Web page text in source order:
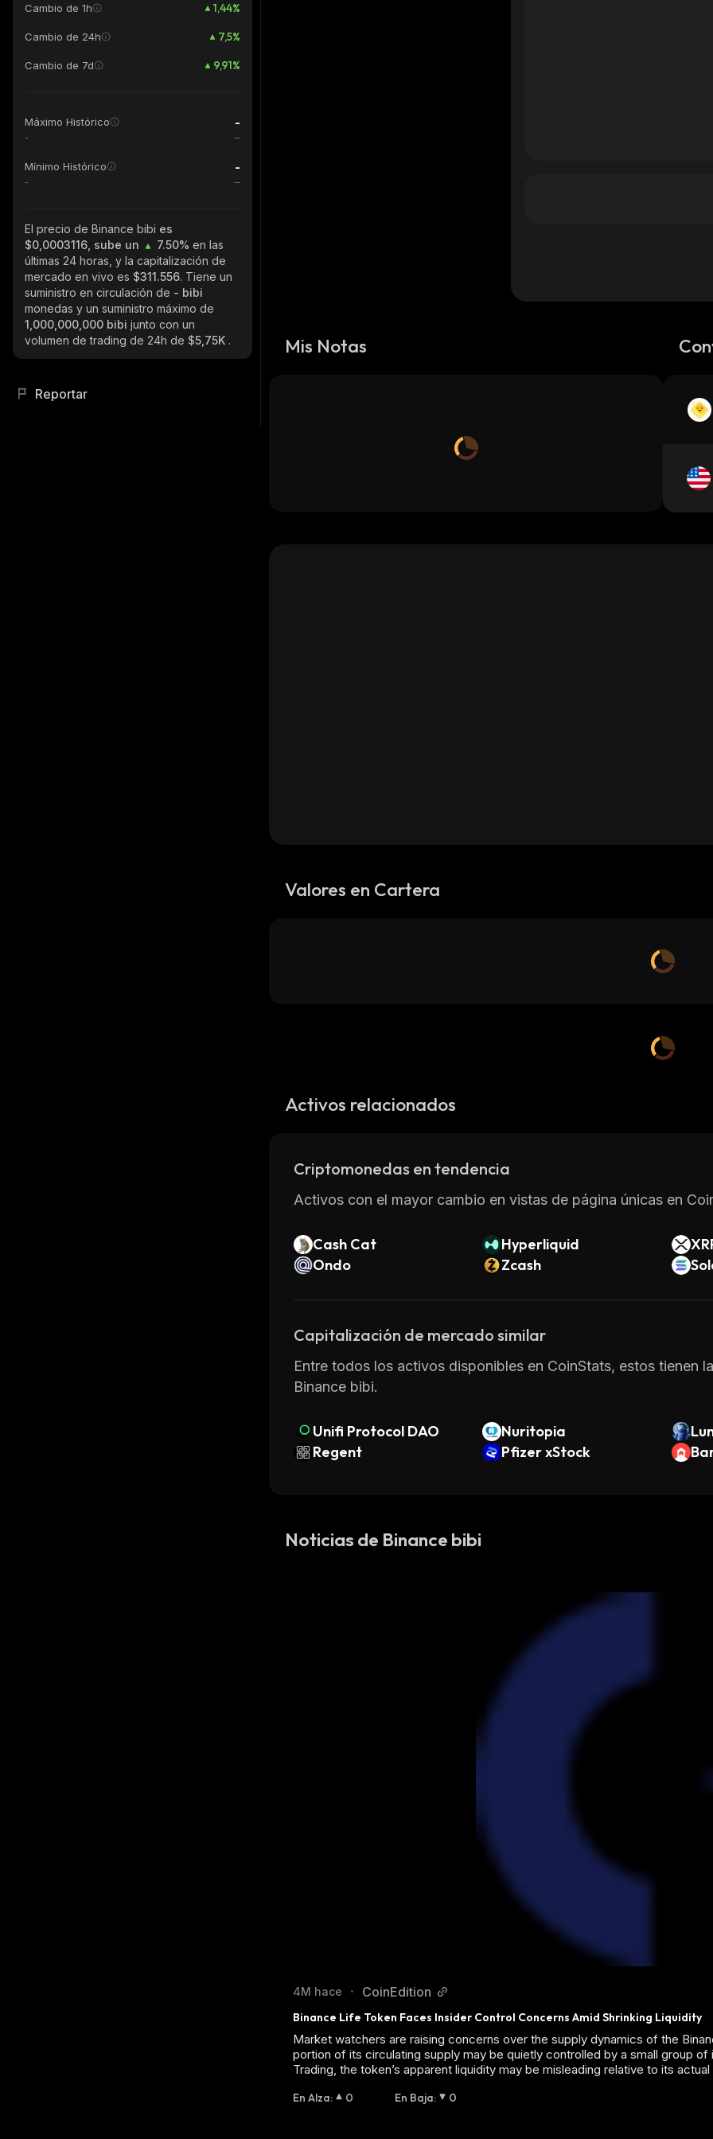
Cambio de 1h 1,44%
Cambio de 24h 7,5%
Cambio de 7d 9,91%
Máximo Histórico -
-
Mínimo Histórico -
-
El precio de Binance bibi es
$0,0003116, sube un
7.50% en las
últimas 24 horas, y la capitalización de
mercado en vivo es $311.556. Tiene un
suministro en circulación de - bibi
monedas y un suministro máximo de
1,000,000,000 bibi junto con un
volumen de trading de 24h de $5,75K .
Reportar
Mis Notas
Valores en Cartera
Activos relacionados
Criptomonedas en tendencia
Activos con el mayor cambio en vistas de página únicas en
Cash Cat Hyperliquid
Ondo
Zcash
Capitalización de mercado similar
Entre todos los activos disponibles en CoinStats, estos tienen
Binance bibi.
Unifi Protocol DAO Nuritopia
Regent
Pfizer xStock
Noticias de Binance bibi
4M hace • CoinEdition
Binance Life Token Faces Insider Control Concerns Amid Shrinking Liquidity
Market watchers are raising concerns over the supply dynamics of the
portion of its circulating supply may be quietly controlled by a small group
Trading, the token’s apparent liquidity may be misleading relative to its
En Alza: 0 En Baja: 0